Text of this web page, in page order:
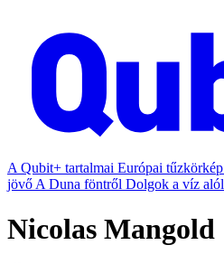
A Qubit+ tartalmai Európai tűzkörkép
jövő A Duna föntről Dolgok a víz alól
Nicolas Mangold